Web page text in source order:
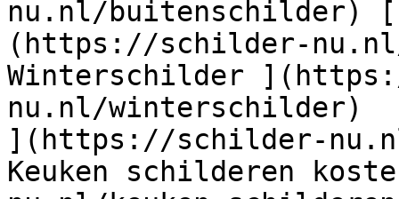
nu.nl/buitenschilder)
(https://schilder-
Winterschilder
nu.nl/winterschilder)
](https://schilder-
Keuken schilderen